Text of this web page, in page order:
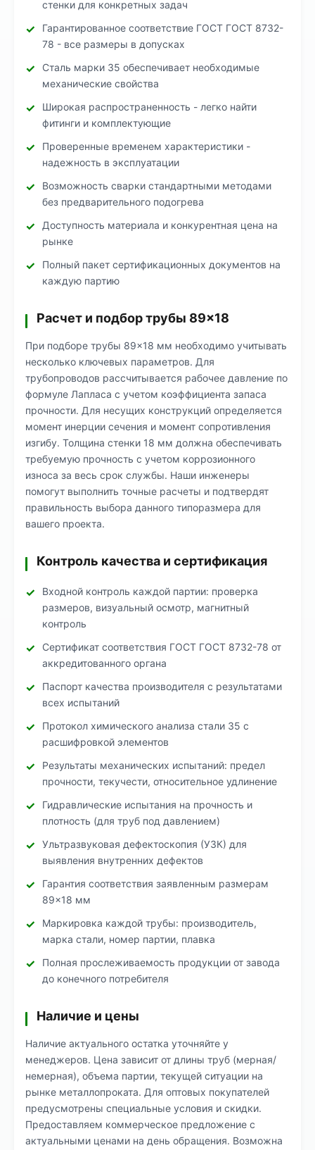
стенки для конкретных задач
Гарантированное соответствие ГОСТ ГОСТ 8732-
78 - все размеры в допусках
Сталь марки 35 обеспечивает необходимые
механические свойства
Широкая распространенность - легко найти
фитинги и комплектующие
Проверенные временем характеристики -
надежность в эксплуатации
Возможность сварки стандартными методами
без предварительного подогрева
Доступность материала и конкурентная цена на
рынке
Полный пакет сертификационных документов на
каждую партию
Расчет и подбор трубы 89×18
При подборе трубы 89×18 мм необходимо учитывать
несколько ключевых параметров. Для
трубопроводов рассчитывается рабочее давление по
формуле Лапласа с учетом коэффициента запаса
прочности. Для несущих конструкций определяется
момент инерции сечения и момент сопротивления
изгибу. Толщина стенки 18 мм должна обеспечивать
требуемую прочность с учетом коррозионного
износа за весь срок службы. Наши инженеры
помогут выполнить точные расчеты и подтвердят
правильность выбора данного типоразмера для
вашего проекта.
Контроль качества и сертификация
Входной контроль каждой партии: проверка
размеров, визуальный осмотр, магнитный
контроль
Сертификат соответствия ГОСТ ГОСТ 8732-78 от
аккредитованного органа
Паспорт качества производителя с результатами
всех испытаний
Протокол химического анализа стали 35 с
расшифровкой элементов
Результаты механических испытаний: предел
прочности, текучести, относительное удлинение
Гидравлические испытания на прочность и
плотность (для труб под давлением)
Ультразвуковая дефектоскопия (УЗК) для
выявления внутренних дефектов
Гарантия соответствия заявленным размерам
89×18 мм
Маркировка каждой трубы: производитель,
марка стали, номер партии, плавка
Полная прослеживаемость продукции от завода
до конечного потребителя
Наличие и цены
Наличие актуального остатка уточняйте у
менеджеров. Цена зависит от длины труб (мерная/
немерная), объема партии, текущей ситуации на
рынке металлопроката. Для оптовых покупателей
предусмотрены специальные условия и скидки.
Предоставляем коммерческое предложение с
актуальными ценами на день обращения. Возможна